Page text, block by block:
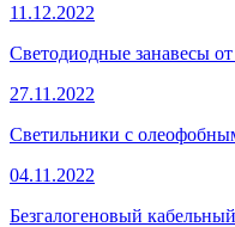
11.12.2022
Светодиодные занавесы
27.11.2022
Светильники с
04.11.2022
Безгалогеновый